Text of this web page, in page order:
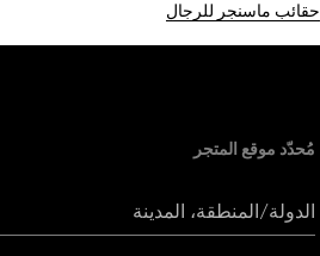
حقائب ماسنجر للرجال
مُحدّد موقع المتجر
الدولة/المنطقة، المدينة